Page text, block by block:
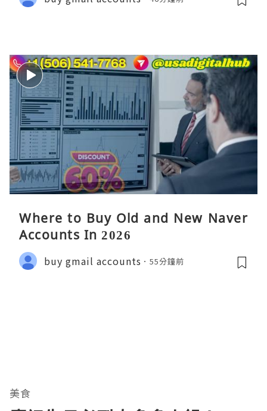
Where to Buy Old and New Naver
Accounts In 2026
buy gmail accounts 55分鐘前
美食